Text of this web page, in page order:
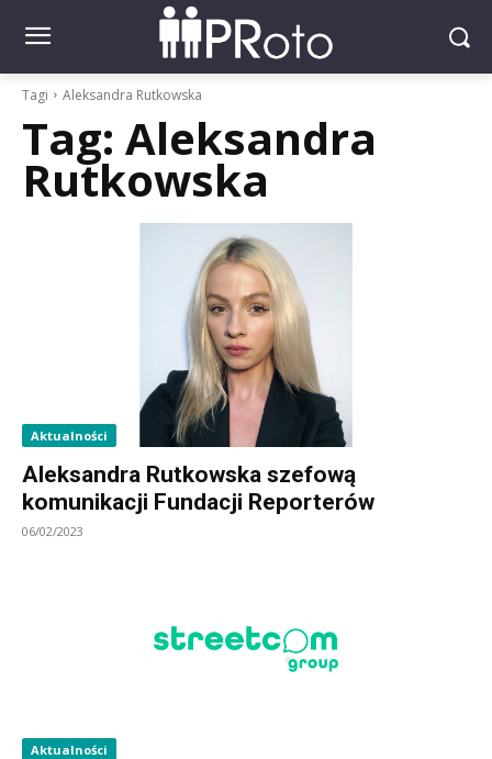
Tagi Aleksandra Rutkowska
Tag: Aleksandra
Rutkowska
Aktualności
Aleksandra Rutkowska szefową
komunikacji Fundacji Reporterów
06/02/2023
Aktualności